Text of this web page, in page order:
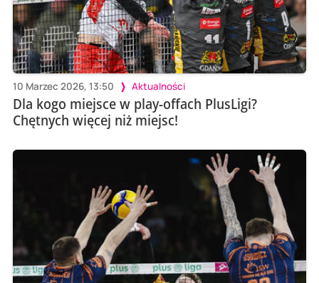
10 Marzec 2026, 13:50 Aktualności
Dla kogo miejsce w play-offach PlusLigi?
Chętnych więcej niż miejsc!